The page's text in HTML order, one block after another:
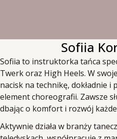
Sofiia
Sofiia to instruktorka tańca
Twerk oraz High Heels. W
nacisk na technikę, dokładnie i
element choreografii. Zawsze
dbając o komfort i rozwój
Aktywnie działa w branży